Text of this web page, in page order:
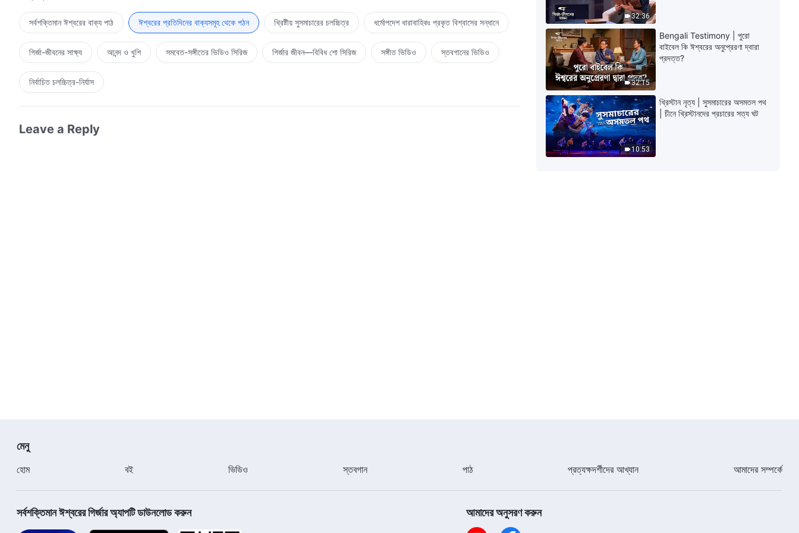
সর্বশক্তিমান ঈশ্বরের বাক্য পাঠ ঈশ্বরের প্রতিদিনের বাক্যসমূহ থেকে পঠন খ্রিষ্টীয় সুসমাচারের চলচ্চিত্র ধর্মোপদেশ ধারাবাহিকঃ প্রকৃত বিশ্বাসের সন্ধানে
গির্জা-জীবনের সাক্ষ্য আনন্দ ও খুশি সমবেত-সঙ্গীতের ভিডিও সিরিজ গির্জার জীবন—বিবিধ শো সিরিজ সঙ্গীত ভিডিও স্তবগানের ভিডিও
নির্বাচিত চলচ্চিত্র-নির্যাস
Leave a Reply
32:36
32:15
Bengali Testimony | পুরো
বাইবেল কি ঈশ্বরের অনুপ্রেরণা দ্বারা
প্রদত্ত?
10:53
খ্রিস্টান নৃত্য | সুসমাচারের অসমতল পথ
| চীনে খ্রিস্টানদের প্রচারের সত্য ঘট
মেনু
হোম বই ভিডিও স্তবগান পাঠ প্রত্যক্ষদর্শীদের আখ্যান আমাদের সম্পর্কে
সর্বশক্তিমান ঈশ্বরের গির্জার অ্যাপটি ডাউনলোড করুন আমাদের অনুসরণ করুন